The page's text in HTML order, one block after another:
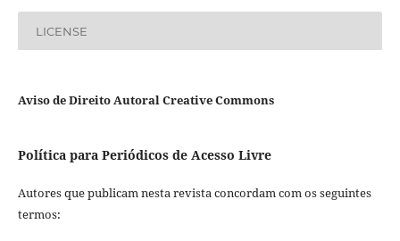
LICENSE
Aviso de Direito Autoral Creative Commons
Política para Periódicos de Acesso Livre
Autores que publicam nesta revista concordam com os seguintes
termos: